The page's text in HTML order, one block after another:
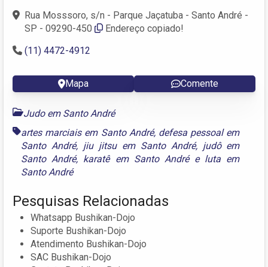
Rua Mosssoro, s/n - Parque Jaçatuba - Santo André -
SP - 09290-450
Endereço copiado!
(11) 4472-4912
Mapa Comente
Judo em Santo André
artes marciais em Santo André, defesa pessoal em
Santo André, jiu jitsu em Santo André, judô em
Santo André, karatê em Santo Andrée luta em
Santo André
Pesquisas Relacionadas
Whatsapp Bushikan-Dojo
Suporte Bushikan-Dojo
Atendimento Bushikan-Dojo
SAC Bushikan-Dojo